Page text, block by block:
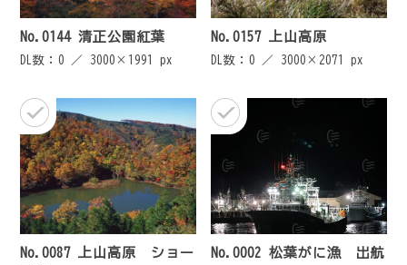
No.0144 清正公園紅葉
DL数：0 ／ 3000×1991 px
No.0157 上山高原
DL数：0 ／ 3000×2071 px
No.0087 上山高原 ショー
No.0002 松葉がに漁 出航